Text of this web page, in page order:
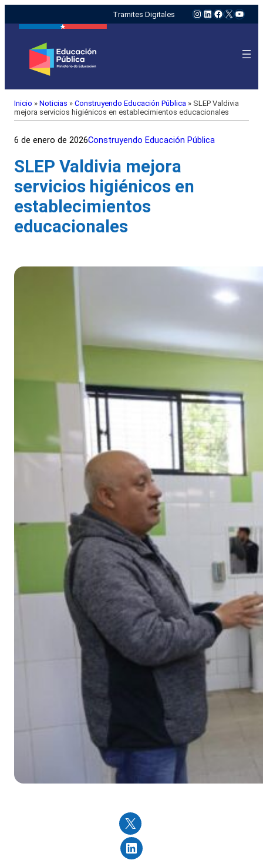
Tramites Digitales Instagram
LinkedIn
Facebook
X
Inicio » Noticias » Construyendo Educación Pública » SLEP Valdivia
mejora servicios higiénicos en establecimientos educacionales
6 de enero de 2026Construyendo Educación Pública
SLEP Valdivia mejora
servicios higiénicos en
establecimientos
educacionales